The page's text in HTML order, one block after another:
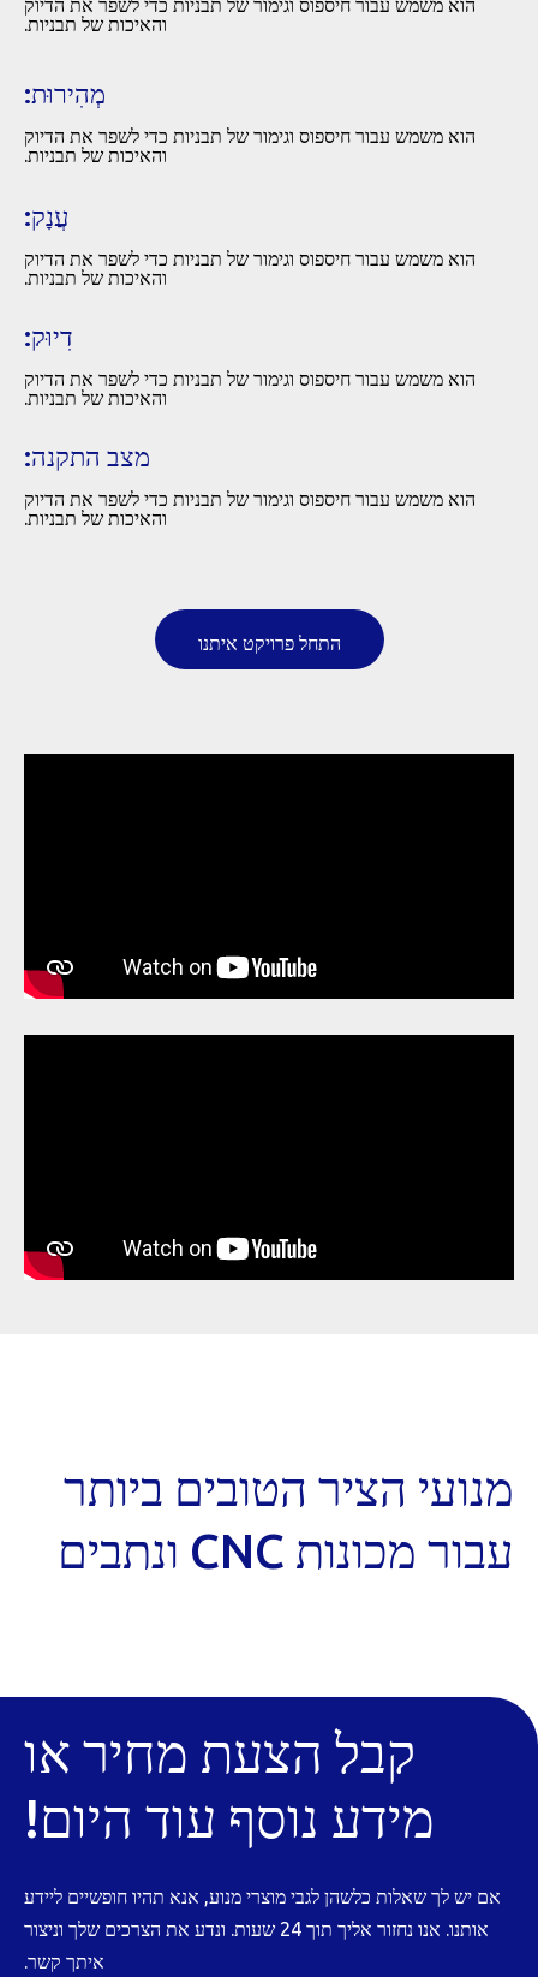
הוא משמש עבור חיספוס וגימור של תבניות כדי לשפר את הדיוק
והאיכות של תבניות.
מְהִירוּת:
הוא משמש עבור חיספוס וגימור של תבניות כדי לשפר את הדיוק
והאיכות של תבניות.
עֲנָק:
הוא משמש עבור חיספוס וגימור של תבניות כדי לשפר את הדיוק
והאיכות של תבניות.
דִיוּק:
הוא משמש עבור חיספוס וגימור של תבניות כדי לשפר את הדיוק
והאיכות של תבניות.
מצב התקנה:
הוא משמש עבור חיספוס וגימור של תבניות כדי לשפר את הדיוק
והאיכות של תבניות.
התחל פרויקט איתנו
מנועי הציר הטובים ביותר
עבור מכונות CNC ונתבים
קבל הצעת מחיר או
מידע נוסף עוד היום!
אם יש לך שאלות כלשהן לגבי מוצרי מנוע, אנא תהיו חופשיים ליידע
אותנו. אנו נחזור אליך תוך 24 שעות. ונדע את הצרכים שלך וניצור
איתך קשר.